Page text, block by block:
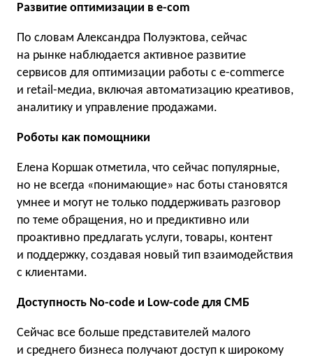
Развитие оптимизации в e-com
По словам Александра Полуэктова, сейчас
на рынке наблюдается активное развитие
сервисов для оптимизации работы с e-commerce
и retail-медиа, включая автоматизацию креативов,
аналитику и управление продажами.
Роботы как помощники
Елена Коршак отметила, что сейчас популярные,
но не всегда «понимающие» нас боты становятся
умнее и могут не только поддерживать разговор
по теме обращения, но и предиктивно или
проактивно предлагать услуги, товары, контент
и поддержку, создавая новый тип взаимодействия
с клиентами.
Доступность No-code и Low-code для СМБ
Сейчас все больше представителей малого
и среднего бизнеса получают доступ к широкому